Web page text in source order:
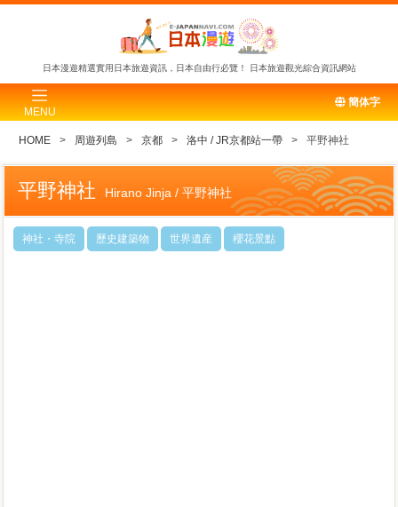
日本漫遊精選實用日本旅遊資訊，日本自由行必覽！ 日本旅遊觀光綜合資訊網站
MENU
簡体字
HOME 周遊列島 京都 洛中 / JR京都站一帶 平野神社
平野神社 Hirano Jinja / 平野神社
神社・寺院 歷史建築物 世界遺産 櫻花景點